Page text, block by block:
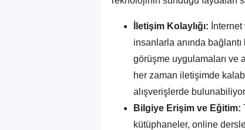
İletişim Kolaylığı:
insanlarla anında
görüşme uygulamaları ve
her zaman iletişimde
alışverişlerde
Bilgiye Erişim ve Eğitim:
kütüphaneler, online